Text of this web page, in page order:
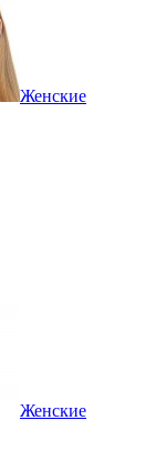
Женские
Женские